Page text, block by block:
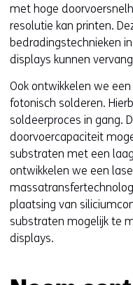
met hoge
resolutie kan printen.
bedradingstechnieken
displays kunnen
Ook ontwikkelen we
fotonisch solderen.
soldeerproces in gang.
doorvoercapaciteit
substraten met een
ontwikkelen we een
plaatsing van
substraten mogelijk te
displays.